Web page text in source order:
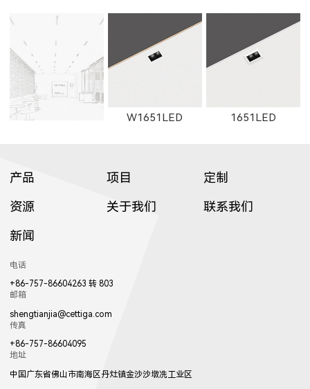
W1651LED 1651LED
W11131LED
产品 项目
定制
资源
关于我们
联系我们
新闻
电话
+86-757-86604263 转 803
邮箱
shengtianjia@cettiga.com
传真
+86-757-86604095
地址
中国广东省佛山市南海区丹灶镇金沙沙墩冼工业区